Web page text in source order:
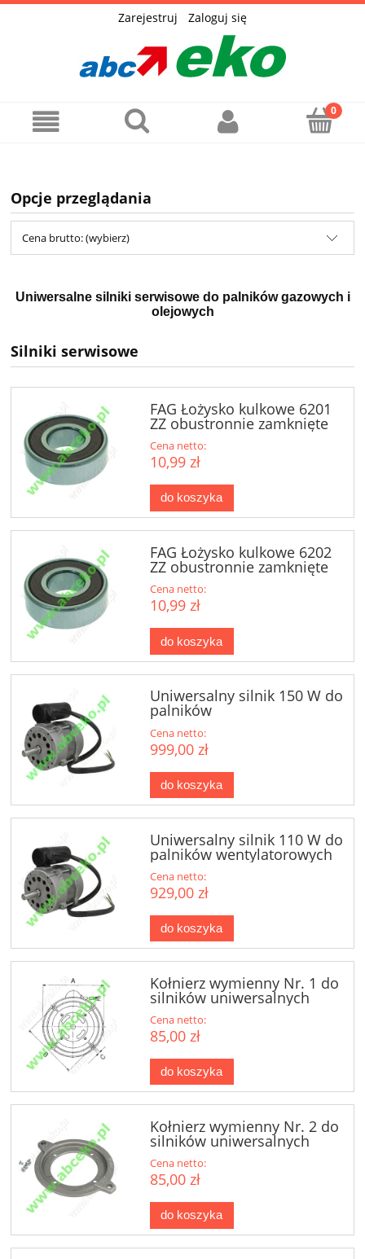
Zarejestruj Zaloguj się
Opcje przeglądania
Cena brutto: (wybierz)
Uniwersalne silniki serwisowe do palników gazowych i
olejowych
Silniki serwisowe
FAG Łożysko kulkowe 6201
ZZ obustronnie zamknięte
Cena netto:
10,99 zł
do koszyka
FAG Łożysko kulkowe 6202
ZZ obustronnie zamknięte
Cena netto:
10,99 zł
do koszyka
Uniwersalny silnik 150 W do
palników
Cena netto:
999,00 zł
do koszyka
Uniwersalny silnik 110 W do
palników wentylatorowych
(44626)
Cena netto:
929,00 zł
do koszyka
Kołnierz wymienny Nr. 1 do
silników uniwersalnych
Cena netto:
85,00 zł
do koszyka
Kołnierz wymienny Nr. 2 do
silników uniwersalnych
Cena netto:
85,00 zł
do koszyka